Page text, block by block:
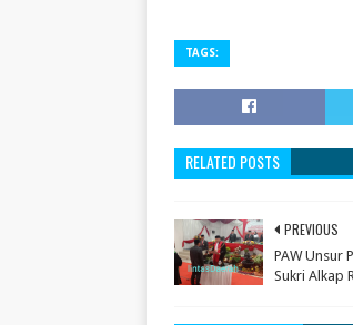
TAGS:
RELATED POSTS
PREVIOUS
PAW Unsur
Sukri Alkap